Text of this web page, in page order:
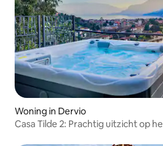
Woning in Dervio
Casa Tilde 2: Prachtig uitzicht op